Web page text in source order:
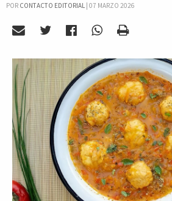
POR CONTACTO EDITORIAL| 07 MARZO 2026